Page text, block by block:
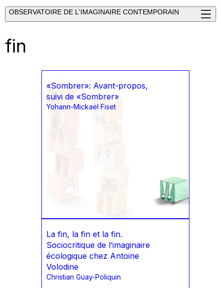
OBSERVATOIRE DE L'IMAGINAIRE CONTEMPORAIN
fin
«Sombrer»: Avant-propos,
suivi de «Sombrer»
Yohann-Mickaël Fiset
La fin, la fin et la fin.
Sociocritique de l’imaginaire
écologique chez Antoine
Volodine
Christian Guay-Poliquin